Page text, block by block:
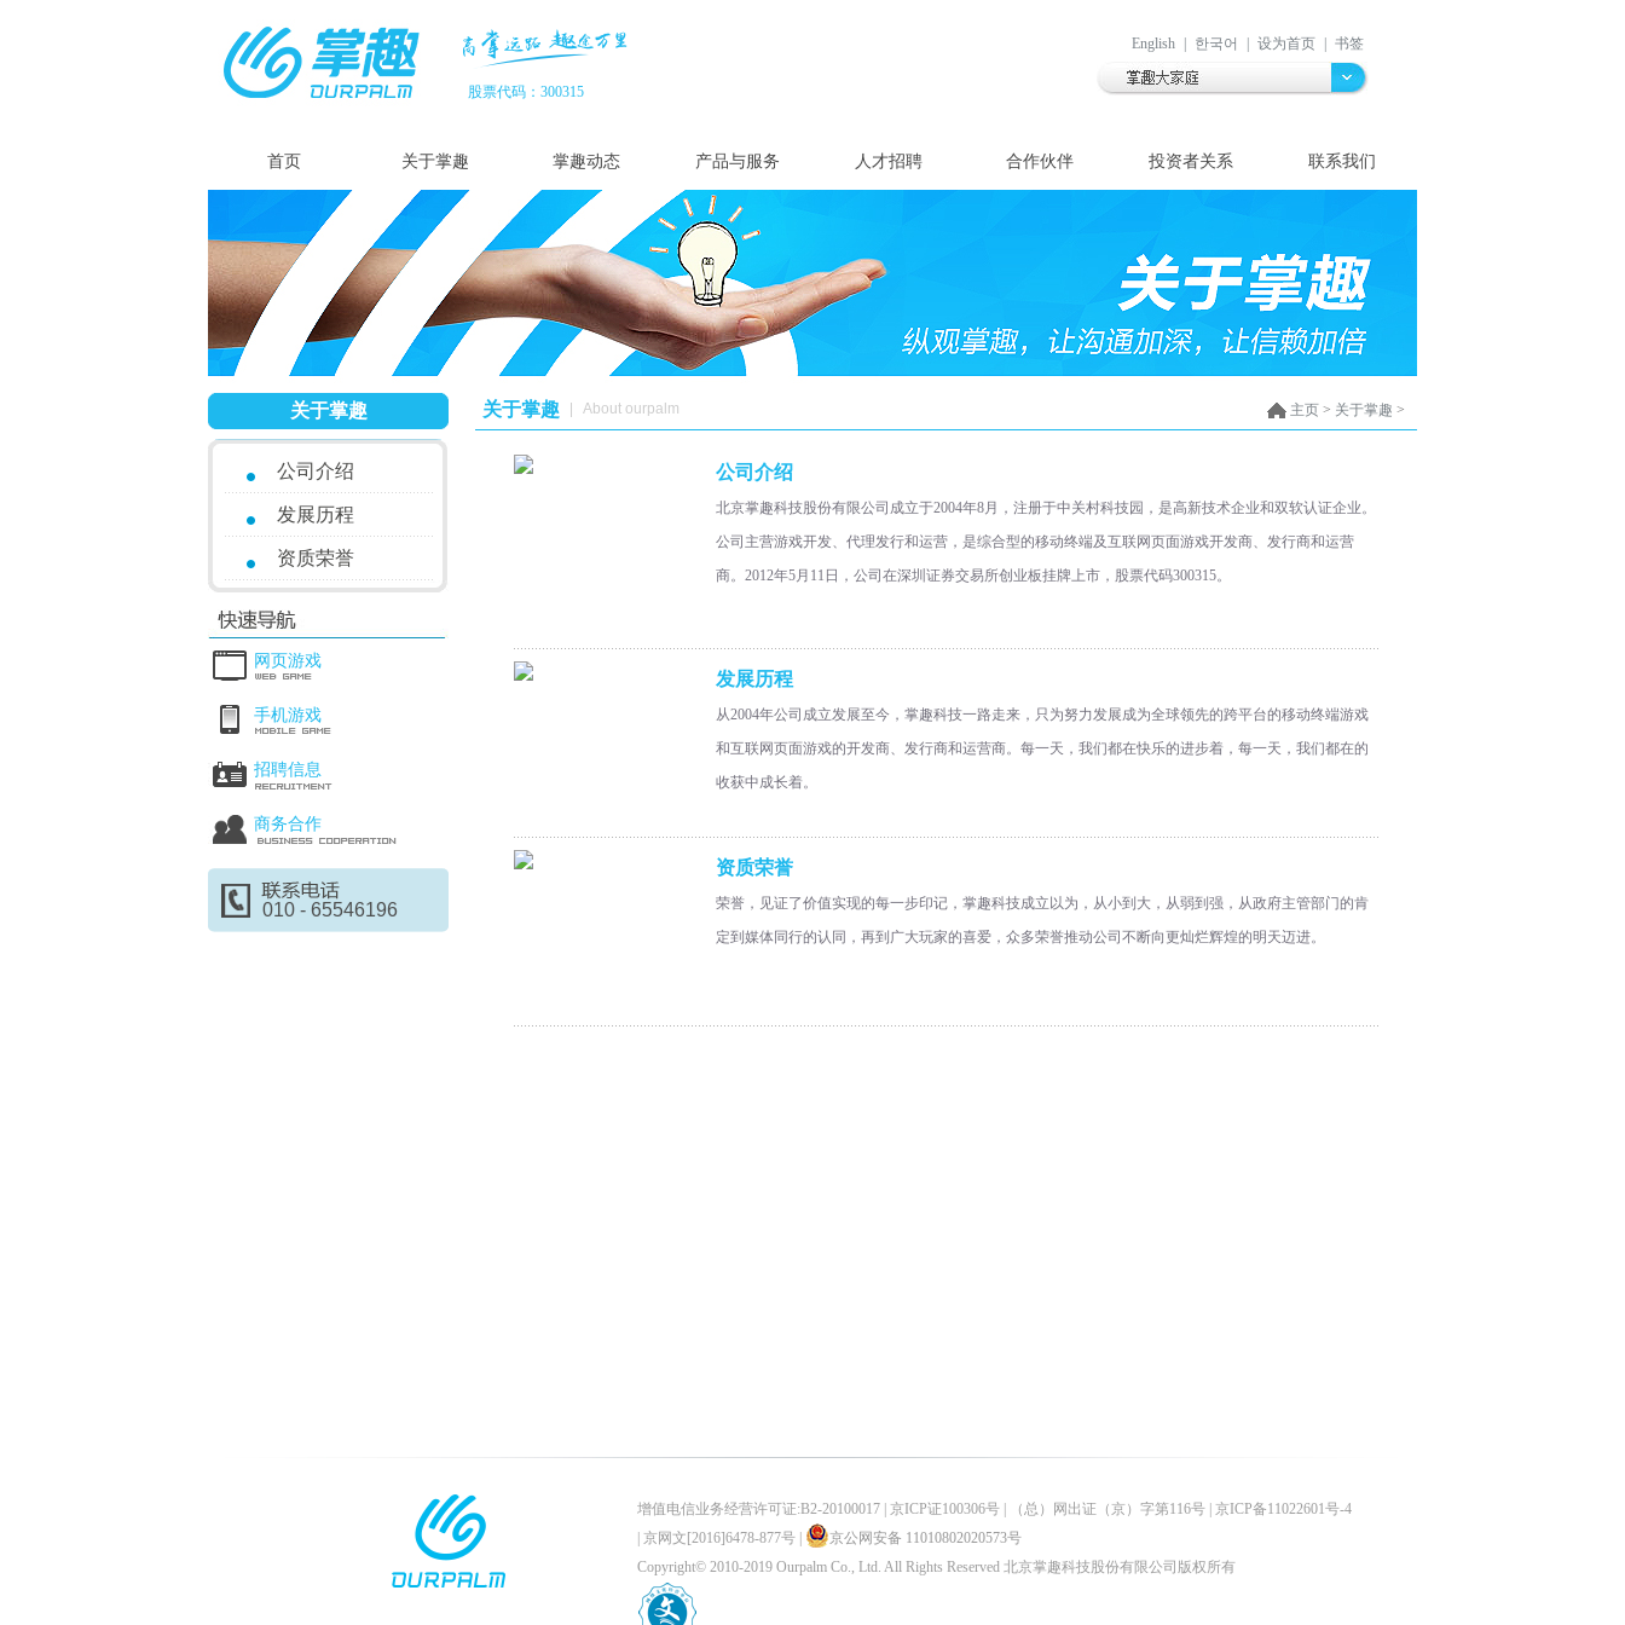
股票代码：300315
English 한국어 设为首页 书签
首页 关于掌趣 掌趣动态 产品与服务 人才招聘 合作伙伴 投资者关系 联系我们
关于掌趣
公司介绍
发展历程
资质荣誉
网页游戏
手机游戏
招聘信息
商务合作
010 - 65546196
关于掌趣 About ourpalm 主页 > 关于掌趣 >
公司介绍
北京掌趣科技股份有限公司成立于2004年8月，注册于中关村科技园，是高新技术企业和双软认证企业。
公司主营游戏开发、代理发行和运营，是综合型的移动终端及互联网页面游戏开发商、发行商和运营
商。2012年5月11日，公司在深圳证券交易所创业板挂牌上市，股票代码300315。
发展历程
从2004年公司成立发展至今，掌趣科技一路走来，只为努力发展成为全球领先的跨平台的移动终端游戏
和互联网页面游戏的开发商、发行商和运营商。每一天，我们都在快乐的进步着，每一天，我们都在的
收获中成长着。
资质荣誉
荣誉，见证了价值实现的每一步印记，掌趣科技成立以为，从小到大，从弱到强，从政府主管部门的肯
定到媒体同行的认同，再到广大玩家的喜爱，众多荣誉推动公司不断向更灿烂辉煌的明天迈进。
增值电信业务经营许可证:B2-20100017 | 京ICP证100306号 | （总）网出证（京）字第116号 | 京ICP备11022601号-4
京网文[2016]6478-877号 |
京公网安备 11010802020573号
Copyright© 2010-2019 Ourpalm Co., Ltd. All Rights Reserved 北京掌趣科技股份有限公司版权所有